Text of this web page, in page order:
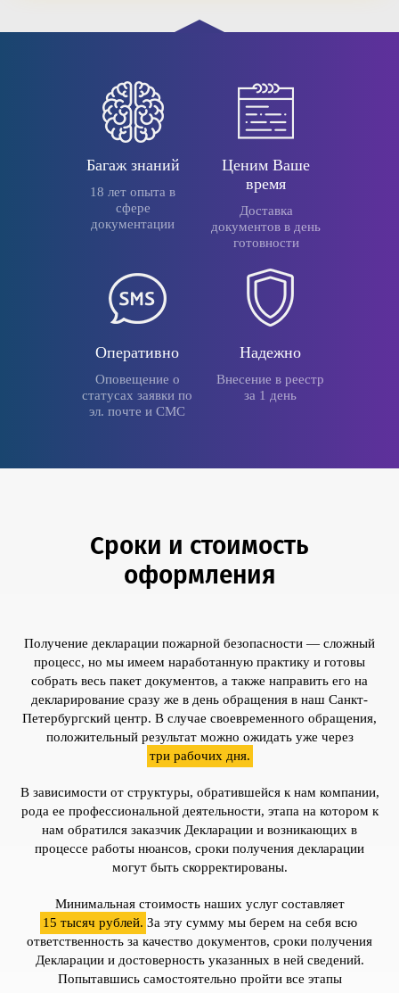
Багаж знаний
18 лет опыта в
сфере
документации
Ценим Ваше
время
Доставка
документов в день
готовности
Оперативно
Оповещение о
статусах заявки по
эл. почте и СМС
Надежно
Внесение в реестр
за 1 день
Сроки и стоимость
оформления
Получение декларации пожарной безопасности — сложный
процесс, но мы имеем наработанную практику и готовы
собрать весь пакет документов, а также направить его на
декларирование сразу же в день обращения в наш Санкт-
Петербургский центр. В случае своевременного обращения,
положительный результат можно ожидать уже через
три рабочих дня.
В зависимости от структуры, обратившейся к нам компании,
рода ее профессиональной деятельности, этапа на котором к
нам обратился заказчик Декларации и возникающих в
процессе работы нюансов, сроки получения декларации
могут быть скорректированы.
Минимальная стоимость наших услуг составляет
15 тысяч рублей. За эту сумму мы берем на себя всю
ответственность за качество документов, сроки получения
Декларации и достоверность указанных в ней сведений.
Попытавшись самостоятельно пройти все этапы